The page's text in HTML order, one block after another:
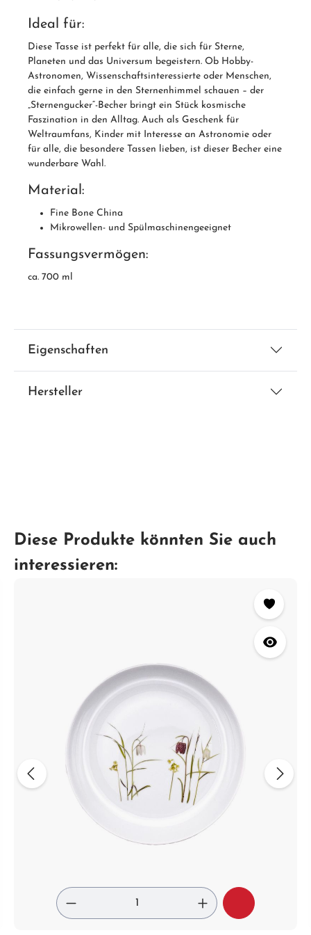
Ideal für:
Diese Tasse ist perfekt für alle, die sich für Sterne,
Planeten und das Universum begeistern. Ob Hobby-
Astronomen, Wissenschaftsinteressierte oder Menschen,
die einfach gerne in den Sternenhimmel schauen – der
„Sternengucker“-Becher bringt ein Stück kosmische
Faszination in den Alltag. Auch als Geschenk für
Weltraumfans, Kinder mit Interesse an Astronomie oder
für alle, die besondere Tassen lieben, ist dieser Becher eine
wunderbare Wahl.
Material:
Fine Bone China
Mikrowellen- und Spülmaschinengeeignet
Fassungsvermögen:
ca. 700 ml
Eigenschaften
Hersteller
Diese Produkte könnten Sie auch
interessieren: